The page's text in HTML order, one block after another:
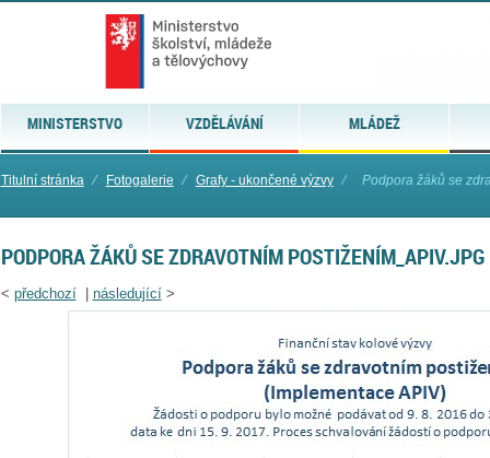
MINISTERSTVO VZDĚLÁVÁNÍ MLÁDEŽ
Titulní stránka ⁄ Fotogalerie ⁄ Grafy - ukončené výzvy ⁄ Podpora žáků se
PODPORA ŽÁKŮ SE ZDRAVOTNÍM POSTIŽENÍM_APIV.JPG
< předchozí| následující>